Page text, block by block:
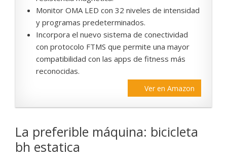
Monitor OMA LED con 32 niveles de intensidad
y programas predeterminados.
Incorpora el nuevo sistema de conectividad
con protocolo FTMS que permite una mayor
compatibilidad con las apps de fitness más
reconocidas.
Ver en Amazon
La preferible máquina: bicicleta
bh estatica